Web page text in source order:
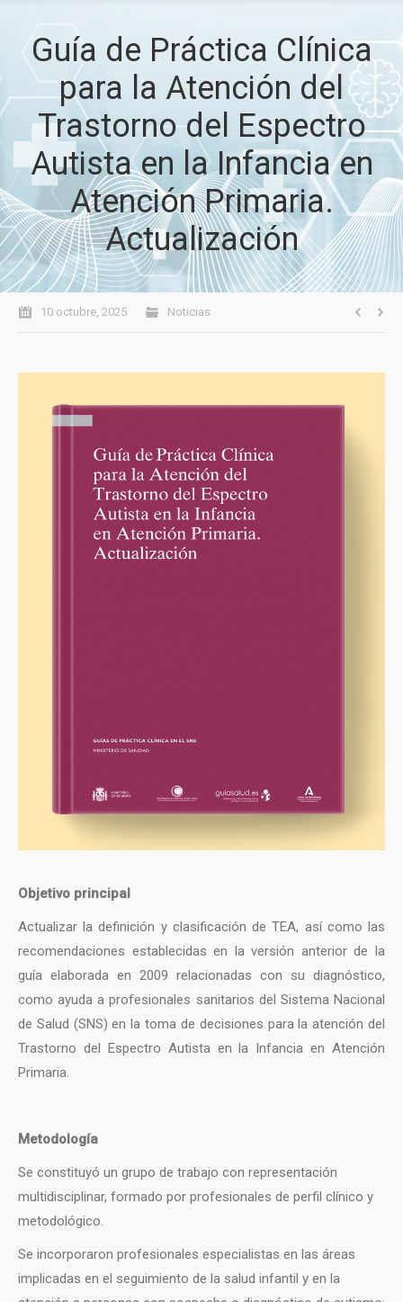
Guía de Práctica Clínica
para la Atención del
Trastorno del Espectro
Autista en la Infancia en
Atención Primaria.
Actualización
10 octubre, 2025 Noticias
Objetivo principal
Actualizar la definición y clasificación de TEA, así como las
recomendaciones establecidas en la versión anterior de la
guía elaborada en 2009 relacionadas con su diagnóstico,
como ayuda a profesionales sanitarios del Sistema Nacional
de Salud (SNS) en la toma de decisiones para la atención del
Trastorno del Espectro Autista en la Infancia en Atención
Primaria.
Metodología
Se constituyó un grupo de trabajo con representación
multidisciplinar, formado por profesionales de perfil clínico y
metodológico.
Se incorporaron profesionales especialistas en las áreas
implicadas en el seguimiento de la salud infantil y en la